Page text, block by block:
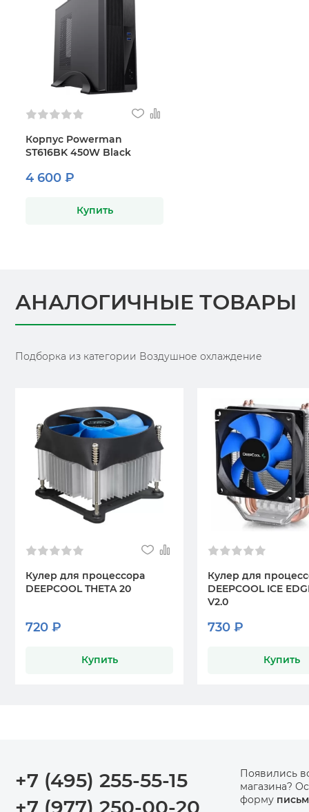
Корпус Powerman
ST616BK 450W Black
4 600 ₽
Купить
АНАЛОГИЧНЫЕ ТОВАРЫ
Подборка из категории Воздушное охлаждение
Кулер для процессора
DEEPCOOL THETA 20
720 ₽
Купить
Кулер для
DEEPCOOL ICE
V2.0
730 ₽
Купить
+7 (495) 255-55-15
+7 (977) 250-00-20
Появились
магазина?
форму